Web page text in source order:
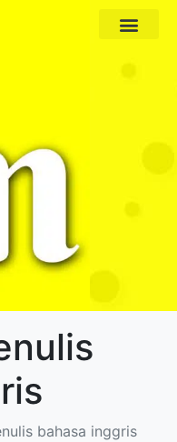
bahasa inggris